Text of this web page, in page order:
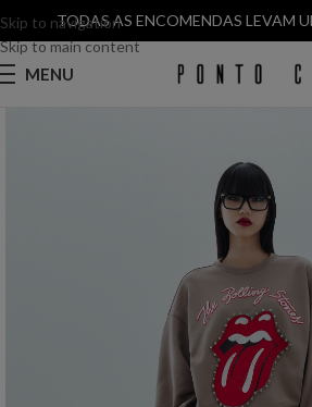
Skip to navigation
Skip to main content
TODAS AS ENCOMENDAS LEVAM
MENU